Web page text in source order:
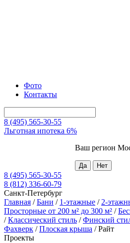
Фото
Контакты
8 (495) 565-30-55
Льготная ипотека 6%
Ваш регион
8 (495) 565-30-55
8 (812) 336-60-79
Санкт-Петербург
Главная /Бани / 1-этажные / 2-
Просторные от 200 м² до 300 м² /
/Классический стиль /Финский
Фахверк /Плоская крыша /Райт
Проекты